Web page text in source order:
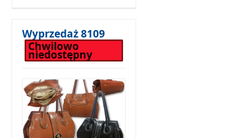
Wyprzedaż 8109
Chwilowo
niedostępny